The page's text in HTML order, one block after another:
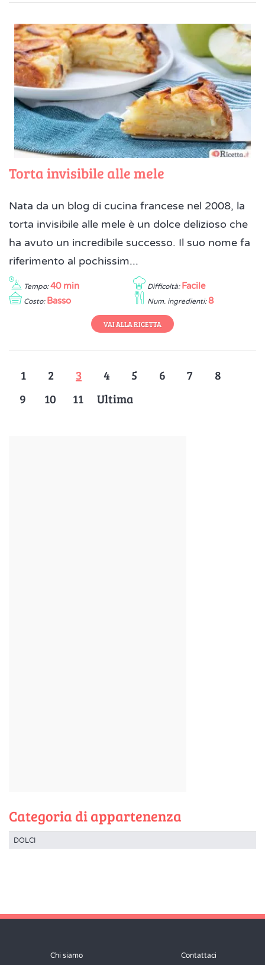
Torta invisibile alle mele
Nata da un blog di cucina francese nel 2008, la
torta invisibile alle mele è un dolce delizioso che
ha avuto un incredibile successo. Il suo nome fa
riferimento al pochissim...
Tempo: 40 min Difficoltà: Facile
Costo: Basso Num. ingredienti: 8
VAI ALLA RICETTA
1 2 3 4 5 6 7
8
9
10 11 Ultima
Categoria di appartenenza
DOLCI
Chi siamo Contattaci